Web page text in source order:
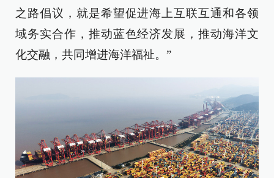
之路倡议，就是希望促进海上互联互通和各领
域务实合作，推动蓝色经济发展，推动海洋文
化交融，共同增进海洋福祉。”